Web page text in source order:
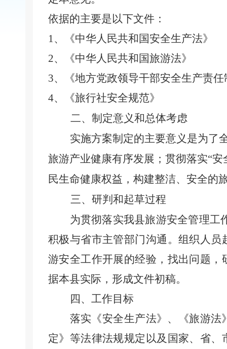
依据的主要是以下文件：
1、
《中华人民共和国安全生产法》
2、
《中华人民共和国旅游法》
3、
《地方党政领导干部安全生产责
4、《旅行社安全规范》
二、制定意义和总体考虑
实施方案制定的主要意义是为了
旅游产业健康有序发展；贯彻落实“安
民生命健康权益，构建整洁、安全的
三、研判和起草过程
为贯彻落实我县旅游安全管理工
积极与省市主管部门沟通。组织人员
游安全工作开展的经验，找出问题
据本县实际，形成文件初稿。
四、工作目标
落实《安全生产法》、《旅游
定》等法律法规规定以及国家、省